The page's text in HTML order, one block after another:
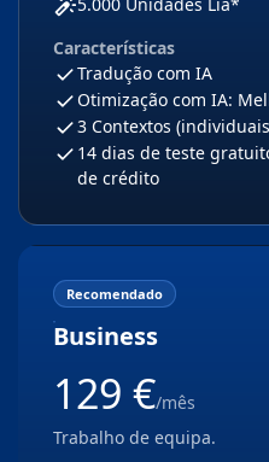
Características
Tradução com IA
Otimização com IA:
3 Contextos
14 dias de teste
de crédito
Recomendado
Business
129 €/mês
Trabalho de equipa.